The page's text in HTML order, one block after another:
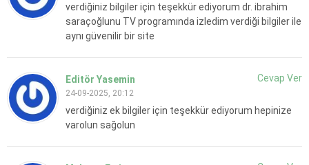
verdiğiniz bilgiler için teşekkür ediyorum dr. ibrahim
saraçoğlunu TV programında izledim verdiği bilgiler ile
aynı güvenilir bir site
Editör Yasemin
24-09-2025, 20:12
verdiğiniz ek bilgiler için teşekkür ediyorum hepinize
varolun sağolun
Cevap Ver